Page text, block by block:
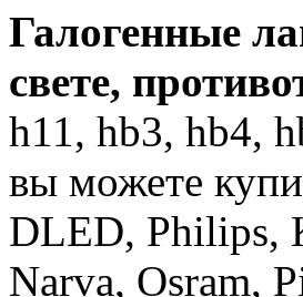
Галогенные
свете,
h11, hb3, hb4,
вы можете
DLED, Philips,
Narva, Osram,